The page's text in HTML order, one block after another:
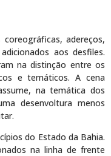
adereços,
aos desfiles.
na distinção entre os
e temáticos. A cena
na temática dos
desenvoltura menos
do Estado da Bahia.
na linha de frente